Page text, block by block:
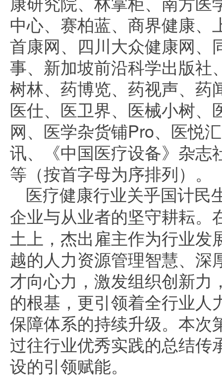
中心、赛柏蓝、商界健康、
首康网、四川大众健康网、
事、新加坡前沿科学出版社
树林、药博览、药视声、药
医仕、医卫界、医械小树、
网、医学杂货铺Pro、医悦
讯、《中国医疗设备》杂志
等（按首字母为序排列）。
医疗健康行业关乎国计民
企业与从业者的坚守耕耘。
土上，杰出雇主作为行业发
越的人力资源管理智慧、深
才向心力，激发组织创新力
的根基，更引领着全行业人
保障体系的持续升级。本次
过往行业优秀实践的总结传
设的引领赋能。